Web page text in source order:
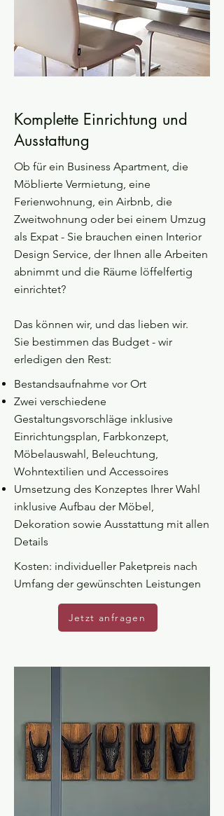
Komplette Einrichtung und
Ausstattung
Ob für ein Business Apartment, die
Möblierte Vermietung, eine
Ferienwohnung, ein Airbnb, die
Zweitwohnung oder bei einem Umzug
als Expat - Sie brauchen einen Interior
Design Service, der Ihnen alle Arbeiten
abnimmt und die Räume löffelfertig
einrichtet?
Das können wir, und das lieben wir.
Sie bestimmen das Budget - wir
erledigen den Rest:
Bestandsaufnahme vor Ort
Zwei verschiedene
Gestaltungsvorschläge inklusive
Einrichtungsplan, Farbkonzept,
Möbelauswahl, Beleuchtung,
Wohntextilien und Accessoires
Umsetzung des Konzeptes Ihrer Wahl
inklusive Aufbau der Möbel,
Dekoration sowie Ausstattung mit allen
Details
Kosten: individueller Paketpreis nach
Umfang der gewünschten Leistungen
Jetzt anfragen